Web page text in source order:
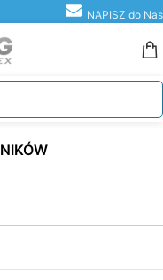
NAPISZ do Nas